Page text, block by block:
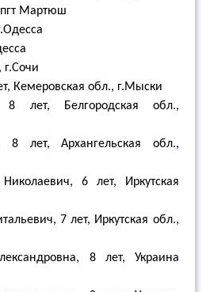
Мартюш
г.Сочи
Кемеровская обл., г.Мыски
лет, Белгородская обл.,
8 лет, Архангельская обл.,
6 лет, Иркутская
7 лет, Иркутская обл.,
8 лет, Украина